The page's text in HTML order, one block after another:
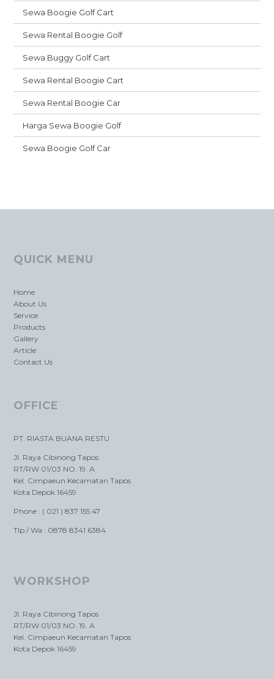
Sewa Boogie Golf Cart
Sewa Rental Boogie Golf
Sewa Buggy Golf Cart
Sewa Rental Boogie Cart
Sewa Rental Boogie Car
Harga Sewa Boogie Golf
Sewa Boogie Golf Car
QUICK MENU
Home
About Us
Service
Products
Gallery
Article
Contact Us
OFFICE
PT. RIASTA BUANA RESTU
Jl. Raya Cibinong Tapos
RT/RW 01/03 NO. 19. A
Kel. Cimpaeun Kecamatan Tapos
Kota Depok 16459
Phone : ( 021 ) 837 155 47
Tlp / Wa : 0878 8341 6384
WORKSHOP
Jl. Raya Cibinong Tapos
RT/RW 01/03 NO. 19. A
Kel. Cimpaeun Kecamatan Tapos
Kota Depok 16459